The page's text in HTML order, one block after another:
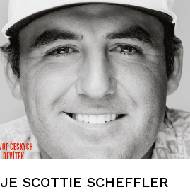
JE SCOTTIE SCHEFFLER